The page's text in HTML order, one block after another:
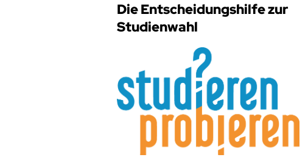
Die Entscheidungshilfe zur
Studienwahl